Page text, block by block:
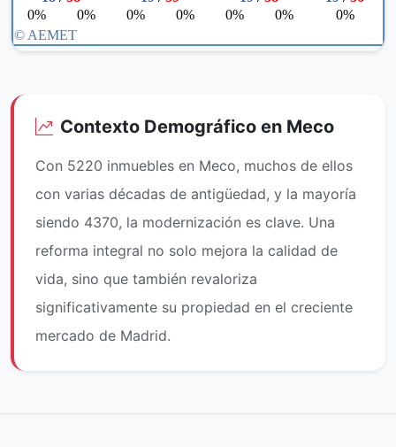
Contexto Demográfico en Meco
Con 5220 inmuebles en Meco, muchos de ellos
con varias décadas de antigüedad, y la mayoría
siendo 4370, la modernización es clave. Una
reforma integral no solo mejora la calidad de
vida, sino que también revaloriza
significativamente su propiedad en el creciente
mercado de Madrid.